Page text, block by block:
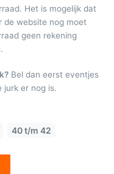
Het is mogelijk dat
de website nog moet
geen rekening
Bel dan eerst eventjes
jurk er nog is.
40 t/m 42